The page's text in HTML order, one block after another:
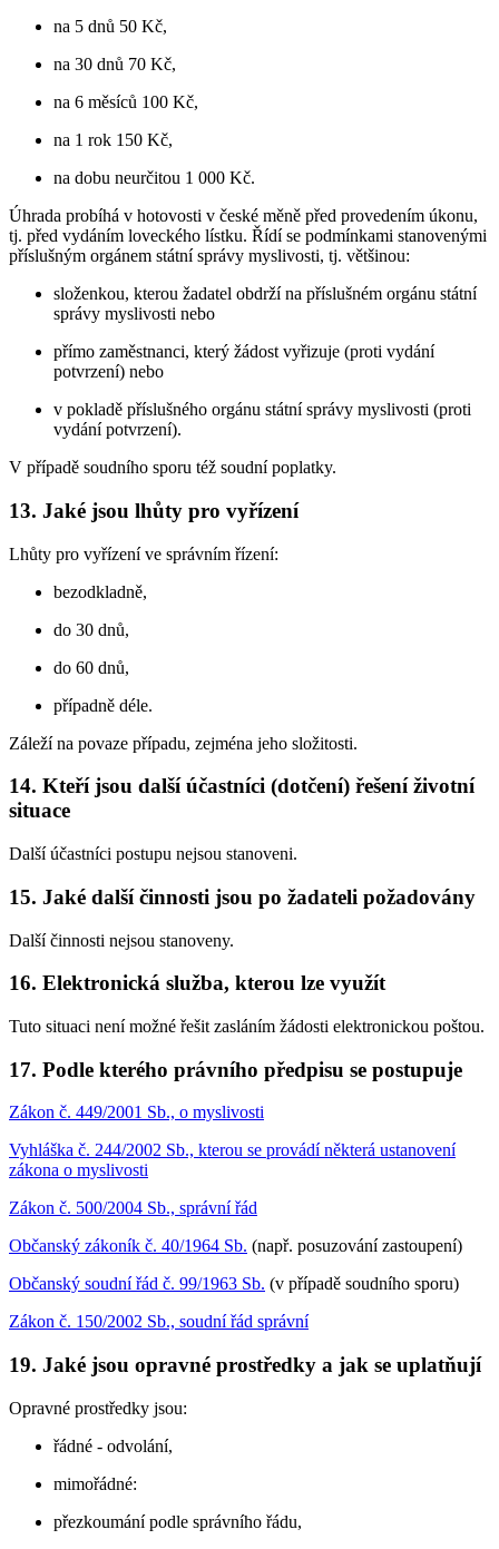
na 5 dnů 50 Kč,
na 30 dnů 70 Kč,
na 6 měsíců 100 Kč,
na 1 rok 150 Kč,
na dobu neurčitou 1 000 Kč.
Úhrada probíhá v hotovosti v české měně před provedením úkonu,
tj. před vydáním loveckého lístku. Řídí se podmínkami stanovenými
příslušným orgánem státní správy myslivosti, tj. většinou:
složenkou, kterou žadatel obdrží na příslušném orgánu státní
správy myslivosti nebo
přímo zaměstnanci, který žádost vyřizuje (proti vydání
potvrzení) nebo
v pokladě příslušného orgánu státní správy myslivosti (proti
vydání potvrzení).
V případě soudního sporu též soudní poplatky.
13. Jaké jsou lhůty pro vyřízení
Lhůty pro vyřízení ve správním řízení:
bezodkladně,
do 30 dnů,
do 60 dnů,
případně déle.
Záleží na povaze případu, zejména jeho složitosti.
14. Kteří jsou další účastníci (dotčení) řešení životní
situace
Další účastníci postupu nejsou stanoveni.
15. Jaké další činnosti jsou po žadateli požadovány
Další činnosti nejsou stanoveny.
16. Elektronická služba, kterou lze využít
Tuto situaci není možné řešit zasláním žádosti elektronickou poštou.
17. Podle kterého právního předpisu se postupuje
Zákon č. 449/2001 Sb., o myslivosti
Vyhláška č. 244/2002 Sb., kterou se provádí některá ustanovení
zákona o myslivosti
Zákon č. 500/2004 Sb., správní řád
Občanský zákoník č. 40/1964 Sb. (např. posuzování zastoupení)
Občanský soudní řád č. 99/1963 Sb. (v případě soudního sporu)
Zákon č. 150/2002 Sb., soudní řád správní
19. Jaké jsou opravné prostředky a jak se uplatňují
Opravné prostředky jsou:
řádné - odvolání,
mimořádné:
přezkoumání podle správního řádu,